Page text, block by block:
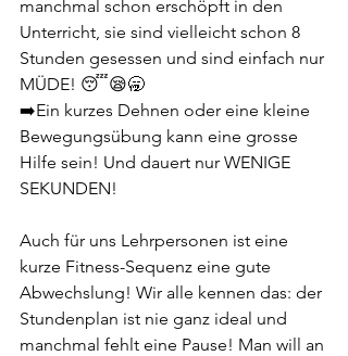
manchmal schon erschöpft in den
Unterricht, sie sind vielleicht schon 8
Stunden gesessen und sind einfach nur
MÜDE! 😴😪🥱
➡️Ein kurzes Dehnen oder eine kleine
Bewegungsübung kann eine grosse
Hilfe sein! Und dauert nur WENIGE
SEKUNDEN!
Auch für uns Lehrpersonen ist eine
kurze Fitness-Sequenz eine gute
Abwechslung! Wir alle kennen das: der
Stundenplan ist nie ganz ideal und
manchmal fehlt eine Pause! Man will an